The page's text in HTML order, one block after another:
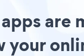
are
your